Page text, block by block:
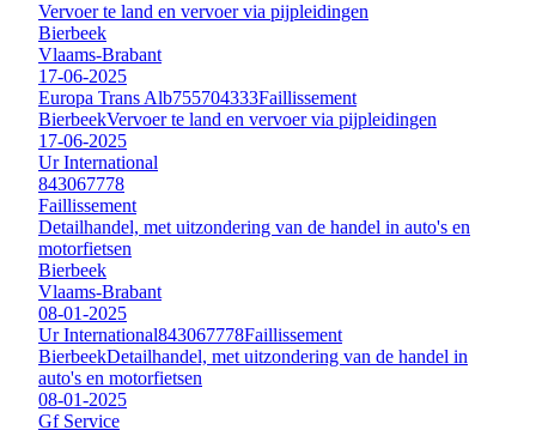
Vervoer te land en vervoer via pijpleidingen
Bierbeek
Vlaams-Brabant
17-06-2025
Europa Trans Alb755704333Faillissement
BierbeekVervoer te land en vervoer via pijpleidingen
17-06-2025
Ur International
843067778
Faillissement
Detailhandel, met uitzondering van de handel in auto's en
motorfietsen
Bierbeek
Vlaams-Brabant
08-01-2025
Ur International843067778Faillissement
BierbeekDetailhandel, met uitzondering van de handel in
auto's en motorfietsen
08-01-2025
Gf Service